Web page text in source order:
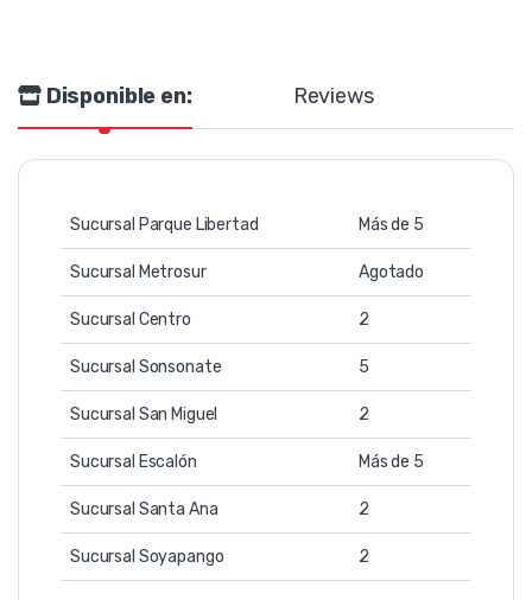
Disponible en: Reviews
Sucursal Parque Libertad Más de 5
Sucursal Metrosur Agotado
Sucursal Centro 2
Sucursal Sonsonate 5
Sucursal San Miguel 2
Sucursal Escalón Más de 5
Sucursal Santa Ana 2
Sucursal Soyapango 2